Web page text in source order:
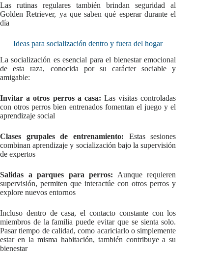
Las rutinas regulares también brindan seguridad al
Golden Retriever, ya que saben qué esperar durante el
día
Ideas para socialización dentro y fuera del hogar
La socialización es esencial para el bienestar emocional
de esta raza, conocida por su carácter sociable y
amigable:
Invitar a otros perros a casa: Las visitas controladas
con otros perros bien entrenados fomentan el juego y el
aprendizaje social
Clases grupales de entrenamiento: Estas sesiones
combinan aprendizaje y socialización bajo la supervisión
de expertos
Salidas a parques para perros: Aunque requieren
supervisión, permiten que interactúe con otros perros y
explore nuevos entornos
Incluso dentro de casa, el contacto constante con los
miembros de la familia puede evitar que se sienta solo.
Pasar tiempo de calidad, como acariciarlo o simplemente
estar en la misma habitación, también contribuye a su
bienestar